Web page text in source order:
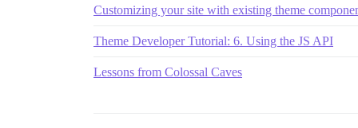
Customizing your site with existing theme
Theme Developer Tutorial: 6. Using the JS API
Lessons from Colossal Caves